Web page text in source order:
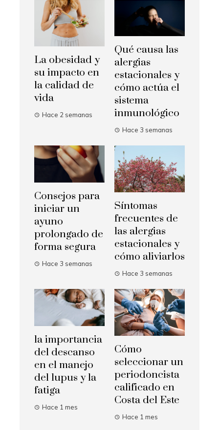
La obesidad y
su impacto en
la calidad de
vida
Hace 2 semanas
Qué causa las
alergias
estacionales y
cómo actúa el
sistema
inmunológico
Hace 3 semanas
Consejos para
iniciar un
ayuno
prolongado de
forma segura
Hace 3 semanas
Síntomas
frecuentes de
las alergias
estacionales y
cómo aliviarlos
Hace 3 semanas
la importancia
del descanso
en el manejo
del lupus y la
fatiga
Hace 1 mes
Cómo
seleccionar un
periodoncista
calificado en
Costa del Este
Hace 1 mes